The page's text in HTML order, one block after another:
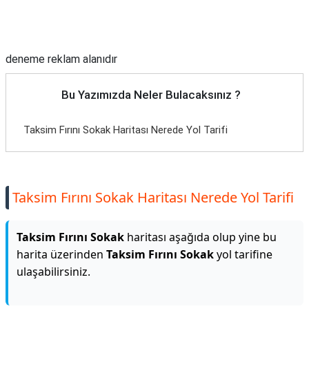
deneme reklam alanıdır
Bu Yazımızda Neler Bulacaksınız ?
Taksim Fırını Sokak Haritası Nerede Yol Tarifi
Taksim Fırını Sokak Haritası Nerede Yol Tarifi
Taksim Fırını Sokak haritası aşağıda olup yine bu
harita üzerinden Taksim Fırını Sokakyol tarifine
ulaşabilirsiniz.